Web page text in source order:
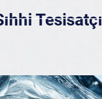
Tesisatçı